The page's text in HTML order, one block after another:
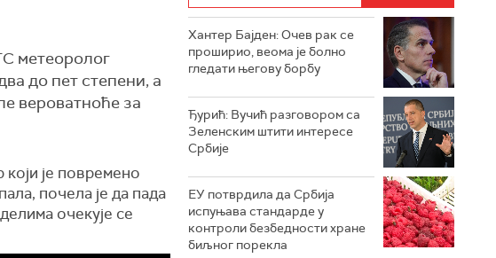
метеоролог
до пет степени, а
вероватноће за
који је повремено
почела је да пада
очекује се
Хантер Бајден: Очев рак се
проширио, веома је болно
гледати његову борбу
Ђурић: Вучић разговором са
Зеленским штити интересе
Србије
ЕУ потврдила да Србија
испуњава стандарде у
контроли безбедности хране
биљног порекла